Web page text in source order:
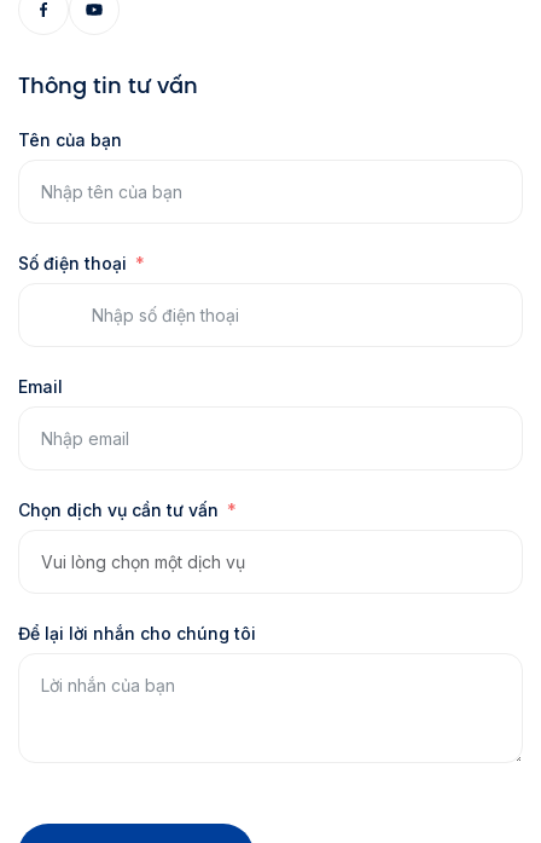
Thông tin tư vấn
Tên của bạn
Số điện thoại
Email
Chọn dịch vụ cần tư vấn
Để lại lời nhắn cho chúng tôi